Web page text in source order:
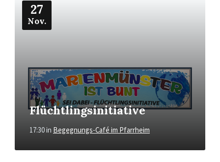
27
Nov.
Flüchtlingsinitiative
17:30in Begegnungs-Café im Pfarrheim